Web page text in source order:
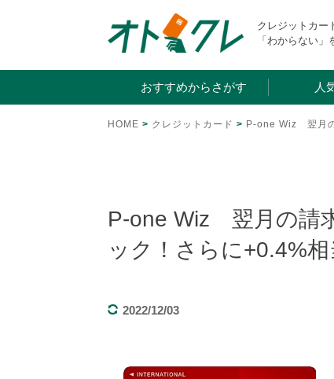
クレジットカ
「わからない
おすすめからさがす 人
HOME > クレジットカード > P-one Wiz 翌月の
P-one Wiz 翌月の請
ック！さらに+0.4%
2022/12/03